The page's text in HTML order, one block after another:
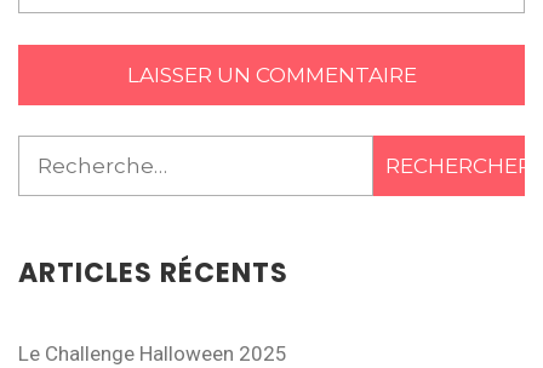
Rechercher :
ARTICLES RÉCENTS
Le Challenge Halloween 2025